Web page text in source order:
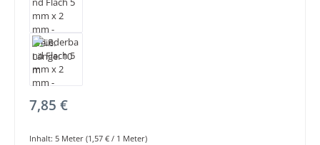
Regulärer Preis:
7,85 €
Inhalt: 5 Meter (1,57 € / 1 Meter)